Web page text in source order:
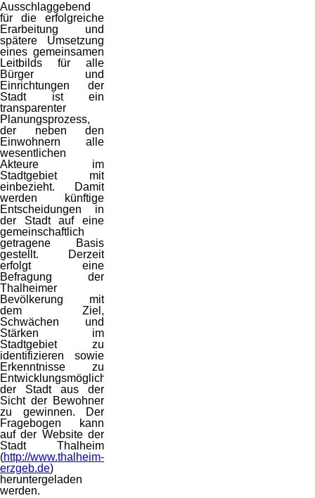
Ausschlaggebend
für die erfolgreiche
Erarbeitung und
spätere Umsetzung
eines gemeinsamen
Leitbilds für alle
Bürger und
Einrichtungen der
Stadt ist ein
transparenter
Planungsprozess,
der neben den
Einwohnern alle
wesentlichen
Akteure im
Stadtgebiet mit
einbezieht. Damit
werden künftige
Entscheidungen in
der Stadt auf eine
gemeinschaftlich
getragene Basis
gestellt. Derzeit
erfolgt eine
Befragung der
Thalheimer
Bevölkerung mit
dem Ziel,
Schwächen und
Stärken im
Stadtgebiet zu
identifizieren sowie
Erkenntnisse zu
Entwicklungsmöglichkeiten
der Stadt aus der
Sicht der Bewohner
zu gewinnen. Der
Fragebogen kann
auf der Website der
Stadt Thalheim
(http://www.thalheim-
erzgeb.de)
heruntergeladen
werden.